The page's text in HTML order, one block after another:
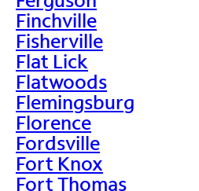
Finchville
Fisherville
Flat Lick
Flatwoods
Flemingsburg
Florence
Fordsville
Fort Knox
Fort Thomas